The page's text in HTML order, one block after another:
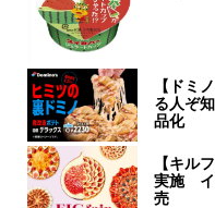
【ドミ
る人ぞ
品化
【キル
実施 イ
売